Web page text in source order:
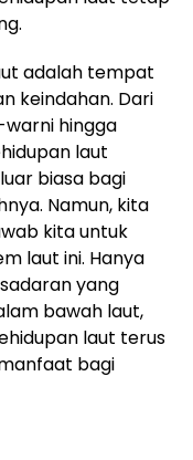
adalah tempat
keindahan. Dari
hingga
laut
biasa bagi
Namun, kita
kita untuk
laut ini. Hanya
yang
bawah laut,
laut terus
bagi